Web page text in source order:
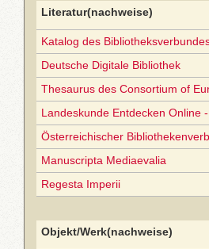
Literatur(nachweise)
Katalog des
Deutsche Digitale Bibliothek
Thesaurus des Consortium of
Landeskunde Entdecken Online
Österreichischer
Manuscripta Mediaevalia
Regesta Imperii
Objekt/Werk(nachweise)